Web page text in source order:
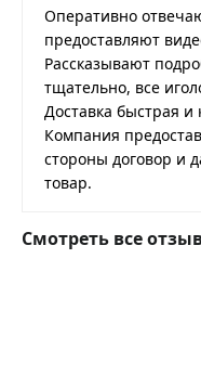
Оперативно
предоставляют
Рассказывают
тщательно, все
Доставка быстрая и
Компания
стороны договор и
товар.
Смотреть все